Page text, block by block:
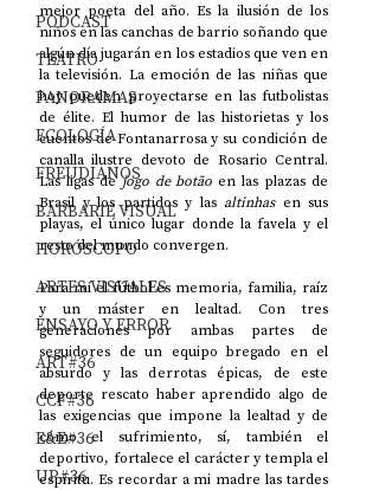
PODCAST
TEATRO
PANORAMAS
ECOLOGÍA
FREUDIANOS
BARBARIE VISUAL
HORÓSCOPO
ARTES VISUALES
ENSAYO Y ERROR
ART#36
CCF#36
E&E#36
UP#36
mejor poeta del año. Es la ilusión de los
niños en las canchas de barrio soñando que
algún día jugarán en los estadios que ven en
la televisión. La emoción de las niñas que
hoy pueden proyectarse en las futbolistas
de élite. El humor de las historietas y los
cuentos de Fontanarrosa y su condición de
canalla ilustre devoto de Rosario Central.
Las ligas de jogo de botão en las plazas de
Brasil y los partidos y las altinhas en sus
playas, el único lugar donde la favela y el
resto del mundo convergen.
Para mí el fútbol es memoria, familia, raíz
y un máster en lealtad. Con tres
generaciones por ambas partes de
seguidores de un equipo bregado en el
absurdo y las derrotas épicas, de este
deporte rescato haber aprendido algo de
las exigencias que impone la lealtad y de
cómo el sufrimiento, sí, también el
deportivo, fortalece el carácter y templa el
espíritu. Es recordar a mi madre las tardes